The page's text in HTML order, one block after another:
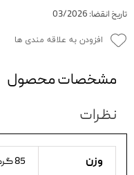
تاریخ انقضا: 03/2026
افزودن به علاقه مندی ها
مشخصات محصول
نظرات
وزن 85 گرم